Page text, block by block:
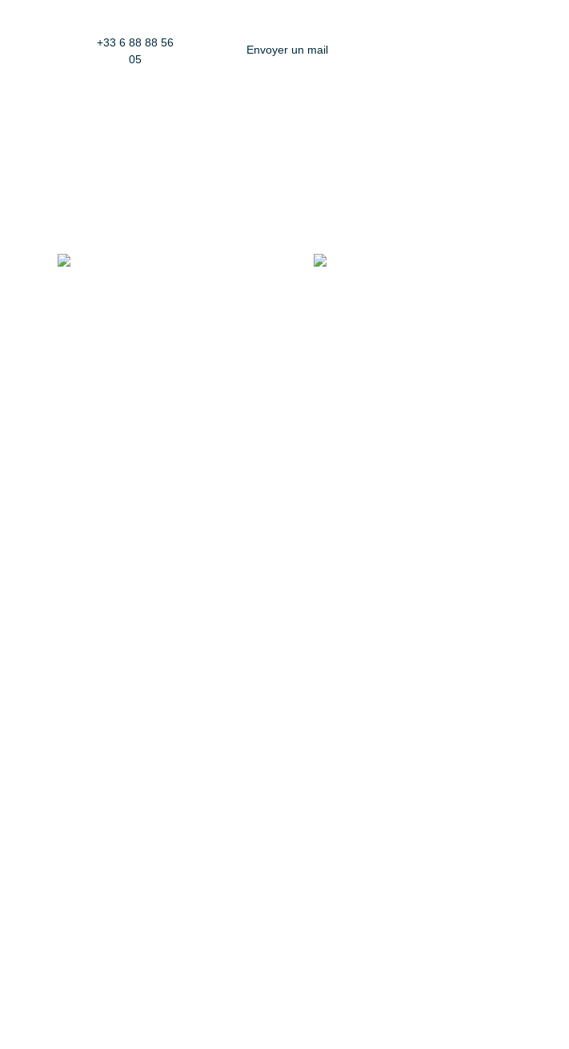
+33 6 88 88 56
05
Envoyer un mail